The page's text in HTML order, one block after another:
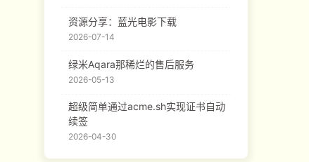
资源分享：蓝光电影下载
2026-07-14
绿米Aqara那稀烂的售后服务
2026-05-13
超级简单通过acme.sh实现证书自动
续签
2026-04-30